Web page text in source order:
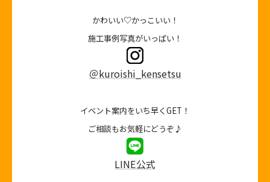
かわいい♡かっこいい！
施工事例写真がいっぱい！
＠kuroishi_kensetsu
イベント案内をいち早くGET！
ご相談もお気軽にどうぞ♪
LINE公式